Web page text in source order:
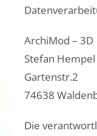
ArchiMod – 3D
Stefan Hempel
Gartenstr.2
74638
Die